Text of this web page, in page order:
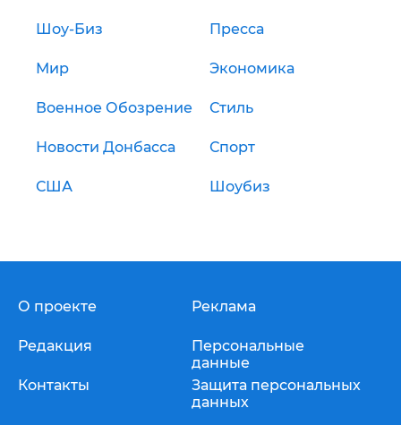
Шоу-Биз Пресса
Мир Экономика
Военное Обозрение Стиль
Новости Донбасса Спорт
США Шоубиз
О проекте
Редакция
Контакты
Реклама
Персональные
данные
Защита персональных
данных